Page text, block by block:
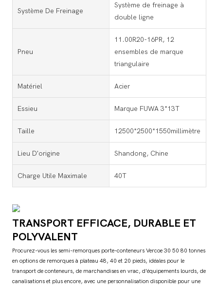
Système De Freinage
Système de freinage à
double ligne
Pneu
11.00R20-16PR, 12
ensembles de marque
triangulaire
Matériel Acier
Essieu Marque FUWA 3*13T
Taille 12500*2500*1550millimètre
Lieu D'origine Shandong, Chine
Charge Utile Maximale 40T
TRANSPORT EFFICACE, DURABLE ET
POLYVALENT
Procurez-vous les semi-remorques porte-conteneurs Vercoe 30 50 80 tonnes
en options de remorques à plateau 48, 40 et 20 pieds, idéales pour le
transport de conteneurs, de marchandises en vrac, d'équipements lourds, de
canalisations et plus encore, avec une personnalisation disponible pour une